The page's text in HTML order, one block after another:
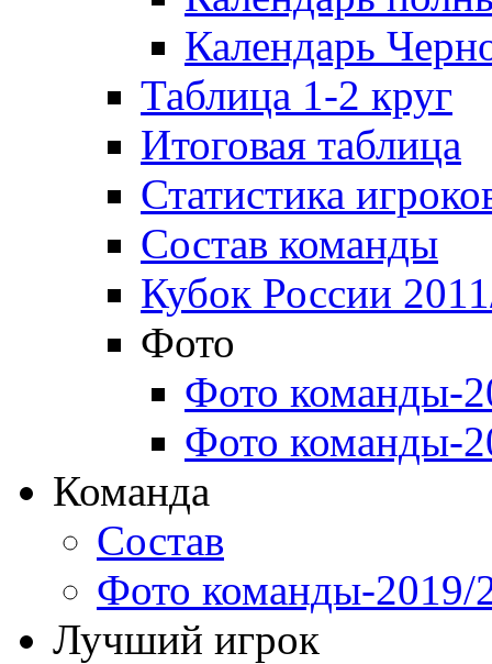
Календарь
Таблица 1-2 круг
Итоговая таблица
Статистика
Состав команды
Кубок России
Фото
Фото команды-
Фото команды-
Команда
Состав
Фото команды-2019/
Лучший игрок